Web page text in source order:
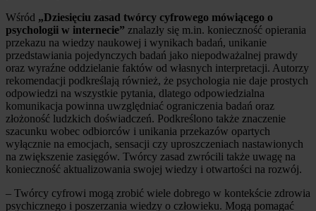
Wśród „Dziesięciu zasad twórcy cyfrowego mówiącego o
psychologii w internecie” znalazły się m.in. konieczność opierania
przekazu na wiedzy naukowej i wynikach badań, unikanie
przedstawiania pojedynczych badań jako niepodważalnej prawdy
oraz wyraźne oddzielanie faktów od własnych interpretacji. Autorzy
rekomendacji podkreślają również, że psychologia nie daje prostych
odpowiedzi na wszystkie pytania, dlatego odpowiedzialna
komunikacja powinna uwzględniać ograniczenia badań oraz
złożoność ludzkich doświadczeń. Podkreślono także znaczenie
szacunku wobec odbiorców i unikania przekazów opartych
wyłącznie na emocjach, sensacji czy uproszczeniach nastawionych
na zwiększenie zasięgów. Twórcy zasad zwrócili także uwagę na
konieczność aktualizowania swojej wiedzy i otwartości na rozwój.
– Twórcy cyfrowi mogą zrobić wiele dobrego w kontekście zdrowia
psychicznego i poszerzania wiedzy o człowieku. Mogą pomagać